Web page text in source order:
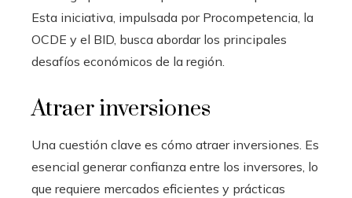
Esta iniciativa, impulsada por Procompetencia, la
OCDE y el BID, busca abordar los principales
desafíos económicos de la región.
Atraer inversiones
Una cuestión clave es cómo atraer inversiones. Es
esencial generar confianza entre los inversores, lo
que requiere mercados eficientes y prácticas